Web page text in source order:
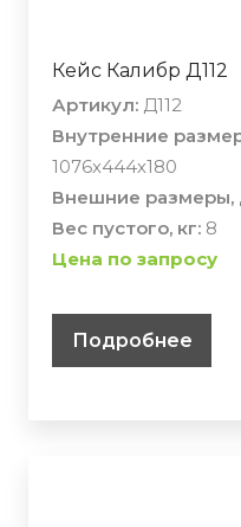
Кейс Калибр Д112
Артикул: Д112
Внутренние
1076х444х180
Внешние размеры,
Вес пустого, кг: 8
Цена по запросу
Подробнее